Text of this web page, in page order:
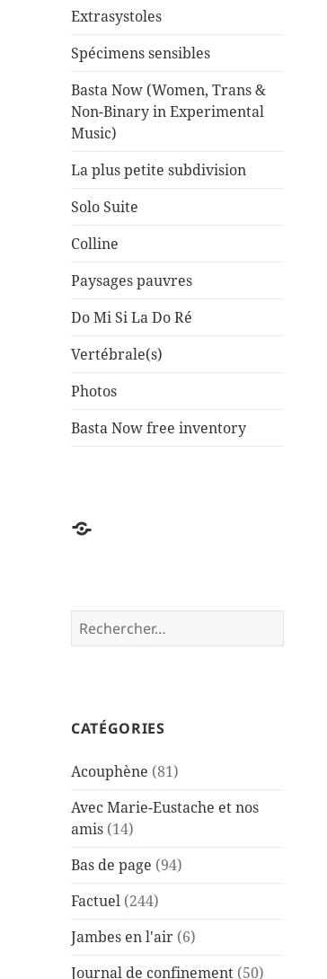
Extrasystoles
Spécimens sensibles
Basta Now (Women, Trans &
Non-Binary in Experimental
Music)
La plus petite subdivision
Solo Suite
Colline
Paysages pauvres
Do Mi Si La Do Ré
Vertébrale(s)
Photos
Basta Now free inventory
Factuel
Rechercher :
CATÉGORIES
Acouphène (81)
Avec Marie-Eustache et nos
amis (14)
Bas de page (94)
Factuel (244)
Jambes en l'air (6)
Journal de confinement (50)